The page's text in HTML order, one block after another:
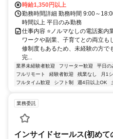
時給1,350円以上
勤務時間詳細 勤務時間 9:00～
時間以上 平日のみ勤務
仕事内容 ⭐ノルマなしの電話案内
ワークや副業、子育てとの両立も
修制度もあるため、未経験の方
完...
業界未経験者歓迎 フリーター歓迎 平日の
フルリモート
経験者歓迎 残業なし 月1
フルタイム歓迎
シフト制 週4日以上OK
業務委託
インサイドセールス(初め